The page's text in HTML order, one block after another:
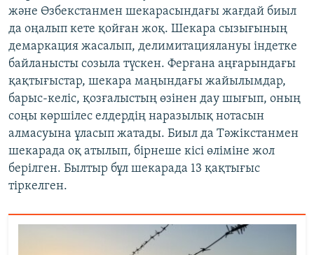
және Өзбекстанмен шекарасындағы жағдай биыл
да оңалып кете қойған жоқ. Шекара сызығының
демаркация жасалып, делимитациялануы індетке
байланысты созыла түскен. Ферғана аңғарындағы
қақтығыстар, шекара маңындағы жайылымдар,
барыс-келіс, қозғалыстың өзінен дау шығып, оның
соңы көршілес елдердің наразылық нотасын
алмасуына ұласып жатады. Биыл да Тәжікстанмен
шекарада оқ атылып, бірнеше кісі өліміне жол
берілген. Былтыр бұл шекарада 13 қақтығыс
тіркелген.